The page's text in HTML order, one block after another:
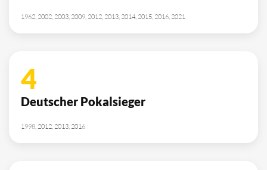
1962, 2002, 2003, 2009, 2012, 2013, 2014, 2015, 2016, 2021
4
Deutscher Pokalsieger
1998, 2012, 2013, 2016